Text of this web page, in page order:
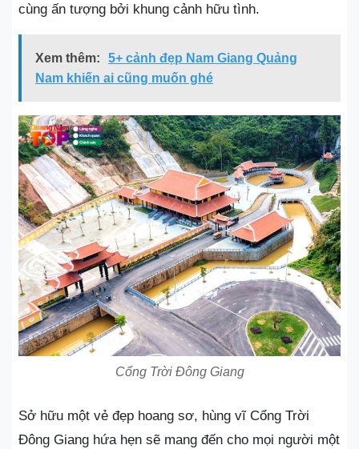
cùng ấn tượng bởi khung cảnh hữu tình.
Xem thêm:
5+ cảnh đẹp Nam Giang Quảng
Nam khiến ai cũng muốn ghé
Cổng Trời Đông Giang
Sở hữu một vẻ đẹp hoang sơ, hùng vĩ Cổng Trời
Đông Giang hứa hẹn sẽ mang đến cho mọi người một